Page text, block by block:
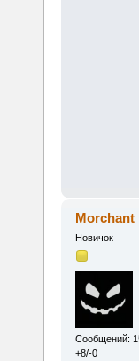
Morchant
Новичок
Сообщений:
+8/-0